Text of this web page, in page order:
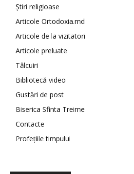
Știri religioase
Articole Ortodoxia.md
Articole de la vizitatori
Articole preluate
Tâlcuiri
Bibliotecă video
Gustări de post
Biserica Sfinta Treime
Contacte
Profețiile timpului